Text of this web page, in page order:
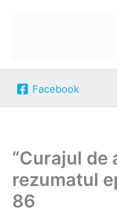
Facebook
“Curajul de
rezumatul
86